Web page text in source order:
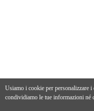
Usiamo i cookie per personalizzare
condividiamo le tue informazioni né